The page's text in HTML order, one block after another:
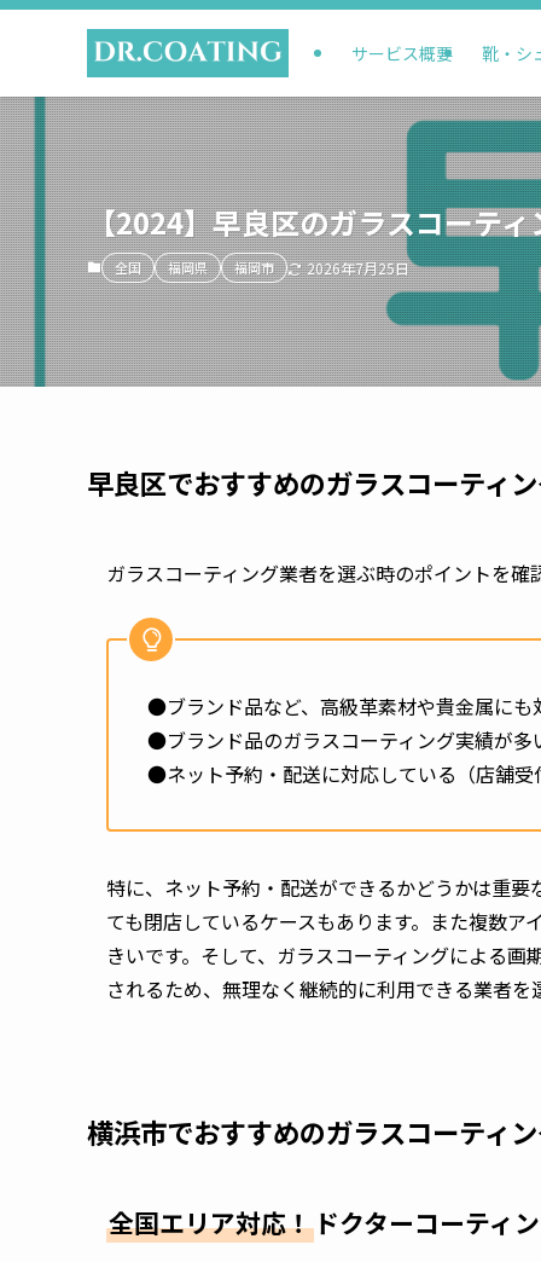
サービス概要 靴・シ
【2024】早良区のガラスコーテ
全国 福岡県 福岡市 2026年7月25日
早良区でおすすめのガラスコーティ
ガラスコーティング業者を選ぶ時のポイントを確
●ブランド品など、高級革素材や貴金属に
●ブランド品のガラスコーティング実績が多
●ネット予約・配送に対応している（店舗
特に、ネット予約・配送ができるかどうかは重
ても閉店しているケースもあります。また複数
きいです。そして、ガラスコーティングによる
されるため、無理なく継続的に利用できる業者を
横浜市でおすすめのガラスコーティ
全国エリア対応！ ドクターコーティ